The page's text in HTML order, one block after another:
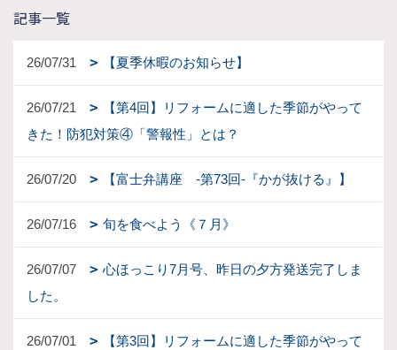
記事一覧
26/07/31 【夏季休暇のお知らせ】
26/07/21
【第4回】リフォームに適した季節がやって
きた！防犯対策④「警報性」とは？
26/07/20 【富士弁講座 -第73回-『かが抜ける』】
26/07/16 旬を食べよう《７月》
26/07/07
心ほっこり7月号、昨日の夕方発送完了しま
した。
26/07/01
【第3回】リフォームに適した季節がやって